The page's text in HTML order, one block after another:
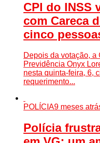
CPI do INSS
com Careca
cinco
Depois da votação, a
Previdência Onyx
nesta quinta-feira, 6,
requerimento...
POLÍCIA9 meses
Polícia